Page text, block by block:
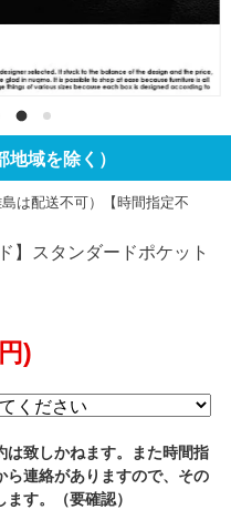
域を除く）
は配送不可）【時間指定不
】スタンダードポケット
)
は致しかねます。また時間指
ら連絡がありますので、その
す。（要確認）